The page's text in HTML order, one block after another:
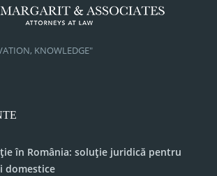
KNOWLEDGE"
în România: soluție juridică pentru
domestice